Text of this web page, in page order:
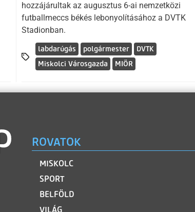
hozzájárultak az augusztus 6-ai nemzetközi
futballmeccs békés lebonyolításához a DVTK
Stadionban.
labdarúgás polgármester
DVTK
Miskolci Városgazda
MIÖR
ROVATOK
MISKOLC
SPORT
BELFÖLD
VILÁG